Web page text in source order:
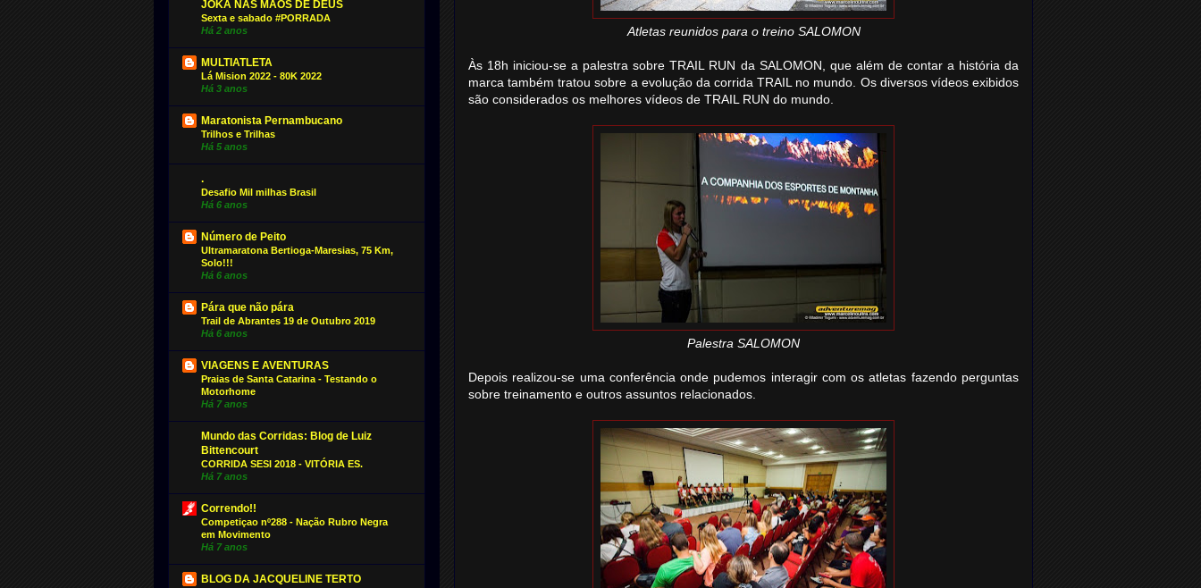
Atletas reunidos para o treino SALOMON
Às 18h iniciou-se a palestra sobre TRAIL RUN da SALOMON, que além de contar a história da
marca também tratou sobre a evolução da corrida TRAIL no mundo. Os diversos vídeos exibidos
são considerados os melhores vídeos de TRAIL RUN do mundo.
Palestra SALOMON
Depois realizou-se uma conferência onde pudemos interagir com os atletas fazendo perguntas
sobre treinamento e outros assuntos relacionados.
JOKA NAS MÃOS DE DEUS
Sexta e sabado #PORRADA
Há 2 anos
MULTIATLETA
Lá Mision 2022 - 80K 2022
Há 3 anos
Maratonista Pernambucano
Trilhos e Trilhas
Há 5 anos
.
Desafio Mil milhas Brasil
Há 6 anos
Número de Peito
Ultramaratona Bertioga-Maresias, 75 Km,
Solo!!!
Há 6 anos
Pára que não pára
Trail de Abrantes 19 de Outubro 2019
Há 6 anos
VIAGENS E AVENTURAS
Praias de Santa Catarina - Testando o
Motorhome
Há 7 anos
Mundo das Corridas: Blog de Luiz
Bittencourt
CORRIDA SESI 2018 - VITÓRIA ES.
Há 7 anos
Correndo!!
Competiçao nº288 - Nação Rubro Negra
em Movimento
Há 7 anos
BLOG DA JACQUELINE TERTO